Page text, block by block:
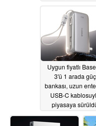
05/21/2026
Uygun fiyatlı
3'ü 1 arada güç
bankası, uzun
USB-C
piyasaya
05/20/2026